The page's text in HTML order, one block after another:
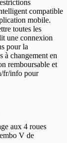
compatible
mobile.
toutes les
une connexion
pour la
à changement en
remboursable et
fr/info pour
aux 4 roues
V de